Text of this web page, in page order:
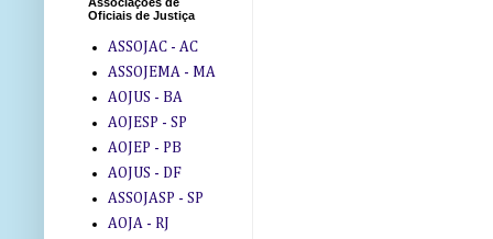
Oficiais de Justiça
ASSOJAC - AC
ASSOJEMA - MA
AOJUS - BA
AOJESP - SP
AOJEP - PB
AOJUS - DF
ASSOJASP - SP
AOJA - RJ